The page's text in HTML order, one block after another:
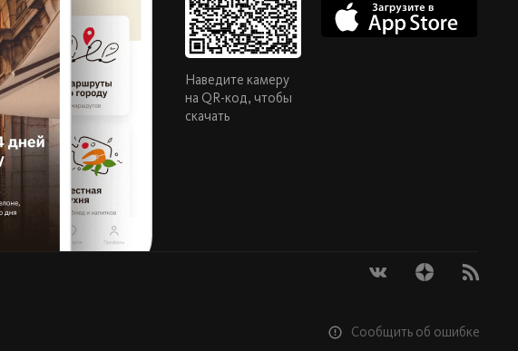
Наведите камеру
на QR-код, чтобы
скачать
Сообщить об ошибке